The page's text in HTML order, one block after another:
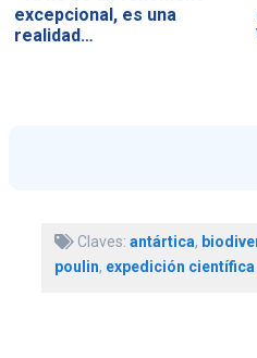
excepcional, es una
realidad…
Claves: antártica,
poulin, expedición científica